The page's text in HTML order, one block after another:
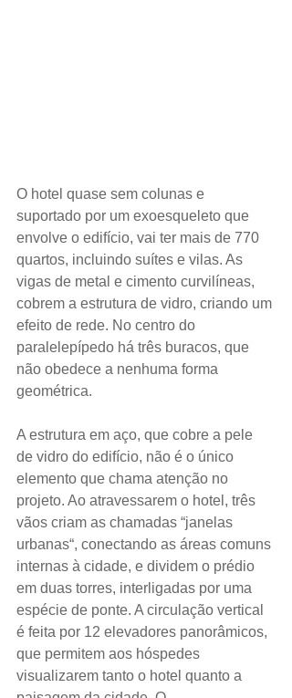
O hotel quase sem colunas e
suportado por um exoesqueleto que
envolve o edifício, vai ter mais de 770
quartos, incluindo suítes e vilas. As
vigas de metal e cimento curvilíneas,
cobrem a estrutura de vidro, criando um
efeito de rede. No centro do
paralelepípedo há três buracos, que
não obedece a nenhuma forma
geométrica.
A estrutura em aço, que cobre a pele
de vidro do edifício, não é o único
elemento que chama atenção no
projeto. Ao atravessarem o hotel, três
vãos criam as chamadas “janelas
urbanas“, conectando as áreas comuns
internas à cidade, e dividem o prédio
em duas torres, interligadas por uma
espécie de ponte. A circulação vertical
é feita por 12 elevadores panorâmicos,
que permitem aos hóspedes
visualizarem tanto o hotel quanto a